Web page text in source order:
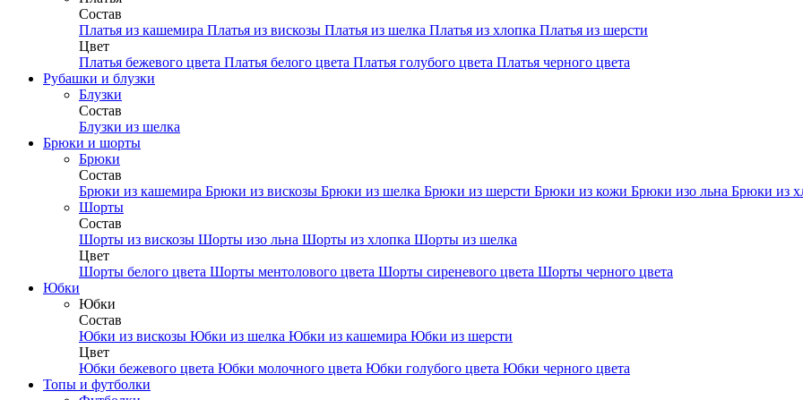
Состав
Платья из кашемира Платья из вискозы Платья из шелка Платья из хлопка Платья из шерсти
Цвет
Платья бежевого цвета Платья белого цвета Платья голубого цвета Платья черного цвета
Рубашки и блузки
Блузки
Состав
Блузки из шелка
Брюки и шорты
Брюки
Состав
Брюки из кашемира Брюки из вискозы Брюки из шелка Брюки из шерсти Брюки из кожи Брюки изо льна Брюки из
Шорты
Состав
Шорты из вискозы Шорты изо льна Шорты из хлопка Шорты из шелка
Цвет
Шорты белого цвета Шорты ментолового цвета Шорты сиреневого цвета Шорты черного цвета
Юбки
Юбки
Состав
Юбки из вискозы Юбки из шелка Юбки из кашемира Юбки из шерсти
Цвет
Юбки бежевого цвета Юбки молочного цвета Юбки голубого цвета Юбки черного цвета
Топы и футболки